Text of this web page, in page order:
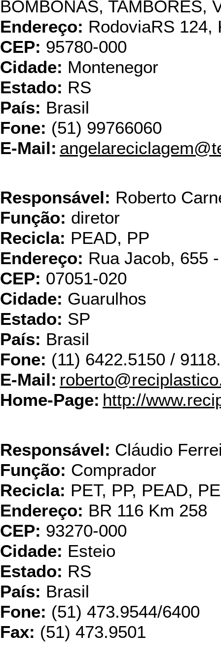
BOMBONAS, TAMBORES,
Endereço: RodoviaRS 124,
CEP: 95780-000
Cidade: Montenegor
Estado: RS
País: Brasil
Fone: (51) 99766060
E-Mail:
Responsável: Roberto
Função: diretor
Recicla: PEAD, PP
Endereço: Rua Jacob, 655
CEP: 07051-020
Cidade: Guarulhos
Estado: SP
País: Brasil
Fone: (11) 6422.5150 /
E-Mail:
Home-Page: http://
Responsável: Cláudio
Função: Comprador
Recicla: PET, PP, PEAD,
Endereço: BR 116 Km 258
CEP: 93270-000
Cidade: Esteio
Estado: RS
País: Brasil
Fone: (51) 473.9544/6400
Fax: (51) 473.9501